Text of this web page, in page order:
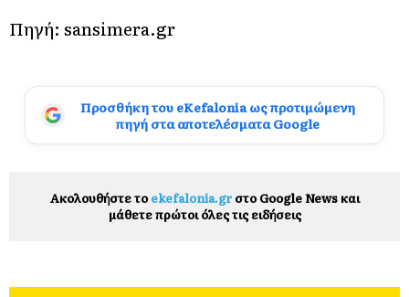
Πηγή: sansimera.gr
Προσθήκη του eKefalonia ως προτιμώμενη
πηγή στα αποτελέσματα Google
Ακολουθήστε το ekefalonia.grστο Google News και
μάθετε πρώτοι όλες τις ειδήσεις